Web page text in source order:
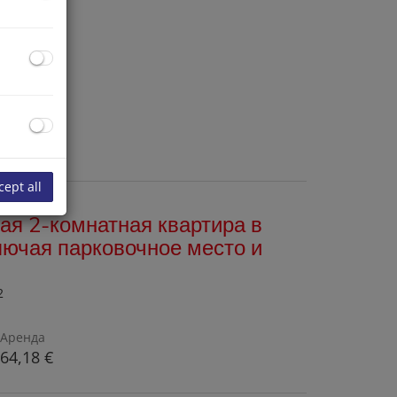
Аренда
2-комнатная квартира в
парковочное место и
Аренда
€
all